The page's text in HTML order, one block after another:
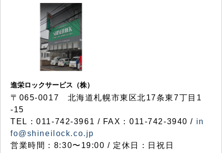
進栄ロックサービス（株）
〒065-0017 北海道札幌市東区北17条東7丁目1
-15
TEL：011-742-3961 / FAX：011-742-3940 / in
fo@shineilock.co.jp
営業時間：8:30〜19:00 / 定休日：日祝日